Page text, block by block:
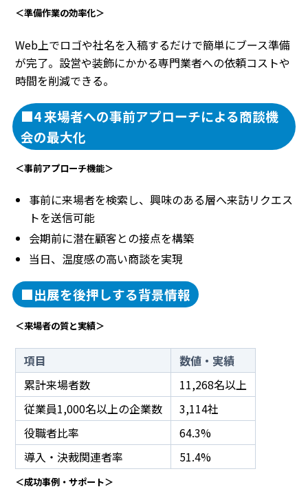
＜準備作業の効率化＞
Web上でロゴや社名を入稿するだけで簡単にブース準備
が完了。設営や装飾にかかる専門業者への依頼コストや
時間を削減できる。
■4 来場者への事前アプローチによる商談機
会の最大化
＜事前アプローチ機能＞
事前に来場者を検索し、興味のある層へ来訪リクエス
トを送信可能
会期前に潜在顧客との接点を構築
当日、温度感の高い商談を実現
■出展を後押しする背景情報
＜来場者の質と実績＞
項目
数値・実績
累計来場者数
11,268名以上
従業員1,000名以上の企業数
3,114社
役職者比率
64.3%
導入・決裁関連者率
51.4%
＜成功事例・サポート＞